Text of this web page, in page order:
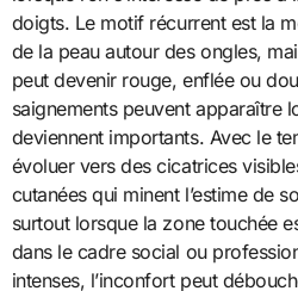
doigts. Le motif récurrent est la
de la peau autour des ongles,
peut devenir rouge, enflée ou
saignements peuvent apparaître
deviennent importants. Avec le
évoluer vers des cicatrices
cutanées qui minent l’estime de
surtout lorsque la zone touchée
dans le cadre social ou
intenses, l’inconfort peut